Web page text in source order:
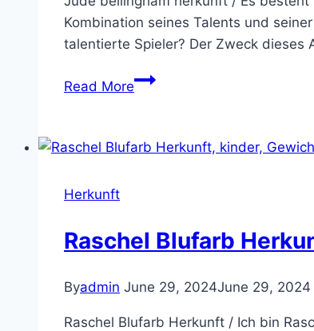
Kombination seines Talents und
talentierte Spieler? Der Zweck
Read MoreJude
kinder,
Familie
Herkunft
Raschel Blufarb
Byadmin June 29, 2024June 29, 2024
Raschel Blufarb Herkunft / Ich bin